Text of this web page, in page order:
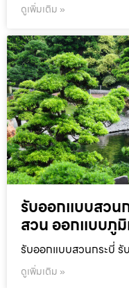
ดูเพิ่มเติม »
รับออกแบบสวน
สวน ออกแบบภู
รับออกแบบสวนกระบี่
ดูเพิ่มเติม »